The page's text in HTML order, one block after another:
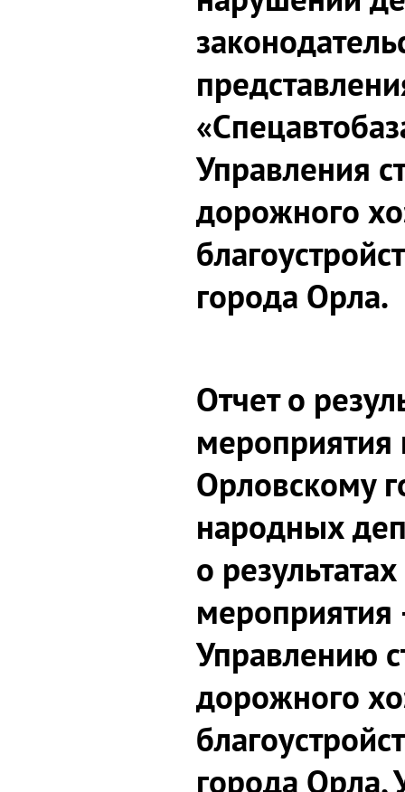
Управления
дорожного
города Орла.
Отчет о
мероприятия
Орловскому
народных
о
мероприятия
Управлению
дорожного
города Орла,